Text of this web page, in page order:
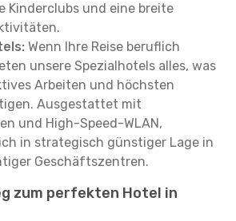
Kinderclubs und eine breite
Wenn Ihre Reise beruflich
unsere Spezialhotels alles, was
Arbeiten und höchsten
Ausgestattet mit
und High-Speed-WLAN,
in strategisch günstiger Lage in
Geschäftszentren.
zum perfekten Hotel in